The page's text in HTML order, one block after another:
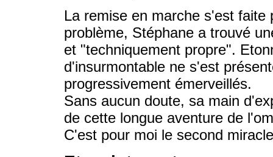
La remise en marche s'est faite
problème, Stéphane a trouvé
et "techniquement propre".
d'insurmontable ne s'est
progressivement émerveillés.
Sans aucun doute, sa main
de cette longue aventure de
C'est pour moi le second